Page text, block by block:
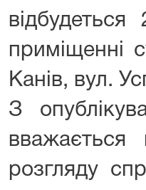
приміщенні
Канів, вул.
З
розгляду